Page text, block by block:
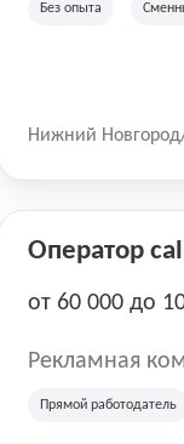
Без опыта
Нижний
Оператор
от 60 000 до
Рекламная
Прямой работодатель